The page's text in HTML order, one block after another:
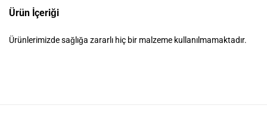
Ürün İçeriği
Ürünlerimizde sağlığa zararlı hiç bir malzeme kullanılmamaktadır.